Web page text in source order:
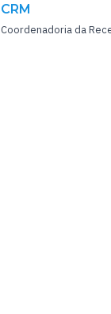
CRM
Coordenadoria da